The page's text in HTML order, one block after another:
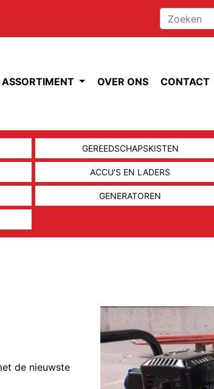
ASSORTIMENT OVER ONS CONTACT
GEREEDSCHAPSKISTEN
ACCU'S EN LADERS
GENERATOREN
de nieuwste